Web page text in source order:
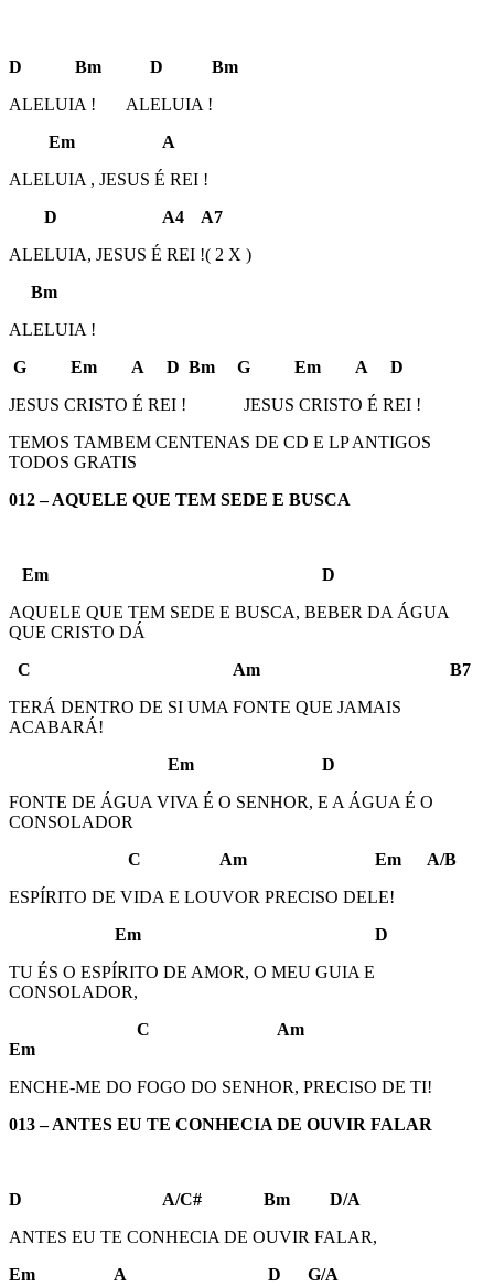
D Bm D Bm
ALELUIA ! ALELUIA !
Em A
ALELUIA , JESUS É REI !
D A4 A7
ALELUIA, JESUS É REI !( 2 X )
Bm
ALELUIA !
G Em A D Bm G Em A D
JESUS CRISTO É REI ! JESUS CRISTO É REI !
TEMOS TAMBEM CENTENAS DE CD E LP ANTIGOS
TODOS GRATIS
012 – AQUELE QUE TEM SEDE E BUSCA
Em D
AQUELE QUE TEM SEDE E BUSCA, BEBER DA ÁGUA
QUE CRISTO DÁ
C Am B7
TERÁ DENTRO DE SI UMA FONTE QUE JAMAIS
ACABARÁ!
Em D
FONTE DE ÁGUA VIVA É O SENHOR, E A ÁGUA É O
CONSOLADOR
C Am Em A/B
ESPÍRITO DE VIDA E LOUVOR PRECISO DELE!
Em D
TU ÉS O ESPÍRITO DE AMOR, O MEU GUIA E
CONSOLADOR,
C Am
Em
ENCHE-ME DO FOGO DO SENHOR, PRECISO DE TI!
013 – ANTES EU TE CONHECIA DE OUVIR FALAR
D A/C# Bm D/A
ANTES EU TE CONHECIA DE OUVIR FALAR,
Em A D G/A